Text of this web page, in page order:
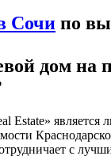
Сочи по
дом на
Estate» является
с